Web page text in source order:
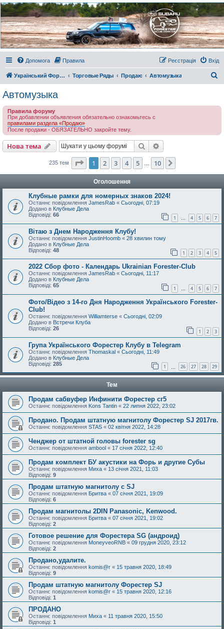
Украинский Форестер
Клуб
Всеукраинский клуб владельцев Subaru Forester. Клубные покатушки на природе и
еженедельные встречи, скидки от партнеров и просто много общения с друзьями.
Присоединяйтесь. Think. Feel. Drive.
Допомога
Правила Вхід
Реєстрація
Український Форестер Клуб Торговые Ряды Продаю Автомузыка
Автомузыка
Правила форуму
При добавлении объявления обязательно ознакомьтесь с
правилами раздела «Продаю»
После продажи - ОБЯЗАТЕЛЬНО закройте тему.
Нова тема Пошук
235 тем Сторінка1 10
1 2 3 4 5 10
Оголошення
Клубные рамки для номерных знаков 2024!
Останнє повідомлення JamesRab « Сьогодні, 07:19
Додано в Клубные Дела
Відповіді: 66 1 … 4 5 6 7
Вітаю з Днем Народження Клубу!
Останнє повідомлення JustinHoomb « 28 хвилин тому
Додано в Клубные Дела
Відповіді: 48 1 2 3 4 5
2022 Сбор фото - Календарь Ukrainian Forester-Club
Останнє повідомлення JamesRab « Сьогодні, 11:17
Додано в Клубные Дела
Відповіді: 65 1 … 4 5 6 7
Фото/Відео з 14-го Дня Народження Українського Forester-
Club!
Останнє повідомлення Williamterse « Сьогодні, 02:09
Додано в Встречи Клуба
Відповіді: 26 1 2 3
Група Українського Форестер Клубу в Telegram
Останнє повідомлення Thomaskal « Сьогодні, 11:49
Додано в Клубные Дела
Відповіді: 285 1 26 27 28 29
Тем
Продам сабвуфер Инфинити Форестер сг5
Останнє повідомлення Kons Tantin « 22 липня 2022, 23:02
Продано. Продам штатную магнитолу Форестер SJ 2017гв.
Останнє повідомлення STAS « 02 квітня 2022, 14:28
Ченджер от штатной головы forester sg
Останнє повідомлення ambool « 17 січня 2022, 12:40
Продам комплект БУ акустики на Форь и другие Субы
Останнє повідомлення Миха « 13 січня 2021, 11:03
Відповіді: 9
Продам штатную магнитолу с SJ
Останнє повідомлення Бритва « 07 січня 2021, 19:09
Відповіді: 6
Продам магнитолы 2DIN Panasonic, Kenwood.
Останнє повідомлення Бритва « 07 січня 2021, 19:02
Відповіді: 2
Готовое решение для Форестера SG (андроид)
Останнє повідомлення MoneyveoRNB « 09 грудня 2020, 23:12
Відповіді: 2
Продано,удалите.
Останнє повідомлення komis@r « 15 травня 2020, 18:49
Відповіді: 9
Продам штатную магнитолу Форестер SJ
Останнє повідомлення komis@r « 15 травня 2020, 12:16
Відповіді: 1
ПРОДАНО
Останнє повідомлення Миха « 11 травня 2020, 15:50
Відповіді: 1